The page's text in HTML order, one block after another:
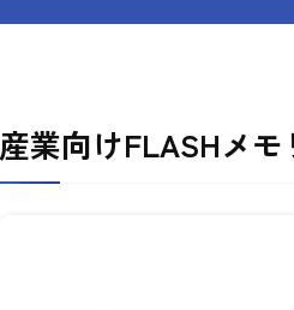
産業向けFLASHメ